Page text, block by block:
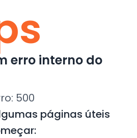
erro interno do
500
páginas úteis